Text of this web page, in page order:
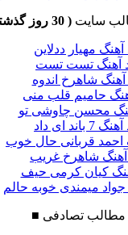
سایت( 30 روز گذشته )
آهنگ مهیار ددلاین
آهنگ تست تست
آهنگ شاهرخ اندوه
حامیم قلب منی
محسن چاوشی تو
باند ای داد
احمد قربانی حال خوب
آهنگ شاهرخ غریب
کیان کرمی حیف
جواد میمندی خوبه حالم
■ مطالب تصادفی